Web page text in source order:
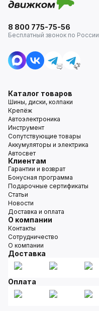
8 800 775-75-56
Бесплатный звонок по России
Каталог товаров
Шины, диски, колпаки
Крепёж
Автоэлектроника
Инструмент
Сопутствующие товары
Аккумуляторы и электрика
Автосвет
Клиентам
Гарантии и возврат
Бонусная программа
Подарочные сертификаты
Статьи
Новости
Доставка и оплата
О компании
Контакты
Сотрудничество
О компании
Доставка
Оплата